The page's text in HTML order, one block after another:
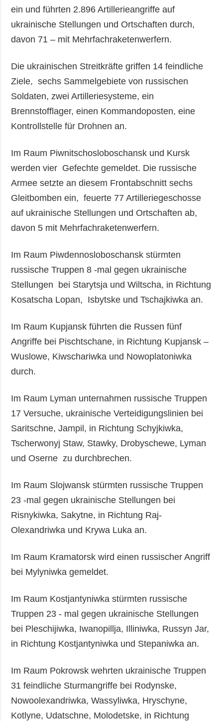
ein und führten 2.896 Artillerieangriffe auf
ukrainische Stellungen und Ortschaften durch,
davon 71 – mit Mehrfachraketenwerfern.
Die ukrainischen Streitkräfte griffen 14 feindliche
Ziele, sechs Sammelgebiete von russischen
Soldaten, zwei Artilleriesysteme, ein
Brennstofflager, einen Kommandoposten, eine
Kontrollstelle für Drohnen an.
Im Raum Piwnitschosloboschansk und Kursk
werden vier Gefechte gemeldet. Die russische
Armee setzte an diesem Frontabschnitt sechs
Gleitbomben ein, feuerte 77 Artilleriegeschosse
auf ukrainische Stellungen und Ortschaften ab,
davon 5 mit Mehrfachraketenwerfern.
Im Raum Piwdennosloboschansk stürmten
russische Truppen 8 -mal gegen ukrainische
Stellungen bei Starytsja und Wiltscha, in Richtung
Kosatscha Lopan, Isbytske und Tschajkiwka an.
Im Raum Kupjansk führten die Russen fünf
Angriffe bei Pischtschane, in Richtung Kupjansk –
Wuslowe, Kiwschariwka und Nowoplatoniwka
durch.
Im Raum Lyman unternahmen russische Truppen
17 Versuche, ukrainische Verteidigungslinien bei
Saritschne, Jampil, in Richtung Schyjkiwka,
Tscherwonyj Staw, Stawky, Drobyschewe, Lyman
und Oserne zu durchbrechen.
Im Raum Slojwansk stürmten russische Truppen
23 -mal gegen ukrainische Stellungen bei
Risnykiwka, Sakytne, in Richtung Raj-
Olexandriwka und Krywa Luka an.
Im Raum Kramatorsk wird einen russischer Angriff
bei Mylyniwka gemeldet.
Im Raum Kostjantyniwka stürmten russische
Truppen 23 - mal gegen ukrainische Stellungen
bei Pleschijiwka, Iwanopillja, Illiniwka, Russyn Jar,
in Richtung Kostjantyniwka und Stepaniwka an.
Im Raum Pokrowsk wehrten ukrainische Truppen
31 feindliche Sturmangriffe bei Rodynske,
Nowoolexandriwka, Wassyliwka, Hryschyne,
Kotlyne, Udatschne, Molodetske, in Richtung